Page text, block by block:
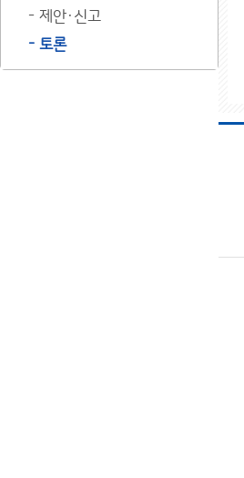
제안·신고
토론